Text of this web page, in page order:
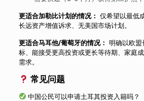
更适合加勒比计划的情况： 仅希望以最低
长远资产增值诉求、无美国市场计划。
更适合马耳他/葡萄牙的情况： 明确以欧盟
标、能接受更高投资或更长等待期、家庭
需求。
常见问题
中国公民可以申请土耳其投资入籍吗？